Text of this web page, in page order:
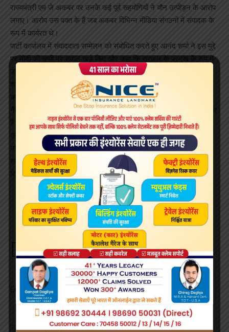
राज्यमंत्री एम जे अकबर पर उनके कई पूर्व सहयोगियों ने यौन उत्पीड़न के आरोप
लगाए। आरोप उस वक्त के हैं जब अकबर विभिन्न मीडिया संगठनों में संपादक के
रूप में कार्यरत थे।
पार्टी कार्यालय में संवाददाता सम्मेलन को संबोधित करते हुए आनंद शर्मा ने इस मुद्दे
पर मोदी की चुप्पी पर सवाल खड़े किए और कहा कि सरकार के प्रमुख के रूप में
उन्हें इस मुद्दे पर बोलना चाहिए।
शर्मा ने कहा, ”इस मुद्दे पर प्रधानमंत्री बोलें, देश अपने प्रधानमंत्री को उनके
कार्यों से परखे। अब तक उनकी चुप्पी स्पष्ट है। यह सवाल न केवल सरकार के
नैतिक अधिकार पर है बल्कि उनके अपने ऊपर भी है और जिस पद पर वह बैठे हुए
हैं उसकी गरिमा से जुड़ा हुआ है।
उन्होंने कहा कि जो प्रधानमंत्री ”बेटी बचाओ, बेटी पढ़ाओ का संकल्प लेते हैं और
महिलाओं की गरिमा की बात करते हैं, वह इस मुद्दे पर चुप हैं।
शर्मा ने कहा, ”उनकी चुप्पी अस्वीकार्य है। सरकार के प्रमुख को मुद्दे पर अपने
विचार प्रकट करने चाहिए।
Sign Up For Daily Newsletter
Be keep up! Get the latest breaking news delivered
straight to your inbox.
Email address: